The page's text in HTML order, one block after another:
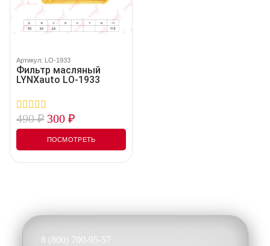
Артикул: LO-1933
Фильтр масляный
LYNXauto LO-1933
0
out
5
490₽ 300 ₽
ПОСМОТРЕТЬ
8 (800) 700-95-57